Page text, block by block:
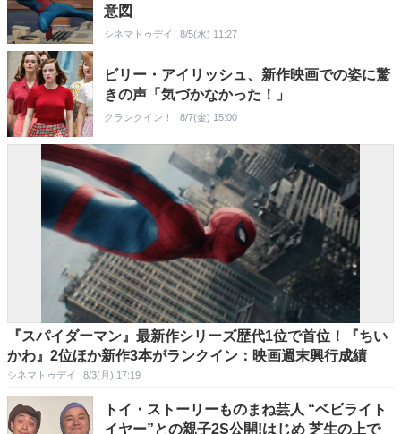
意図
シネマトゥデイ 8/5(水) 11:27
ビリー・アイリッシュ、新作映画での姿に驚
きの声「気づかなかった！」
クランクイン！ 8/7(金) 15:00
『スパイダーマン』最新作シリーズ歴代1位で首位！『ちい
かわ』2位ほか新作3本がランクイン：映画週末興行成績
シネマトゥデイ 8/3(月) 17:19
トイ・ストーリーものまね芸人 “ベビライト
イヤー”との親子2S公開!はじめ 芝生の上で